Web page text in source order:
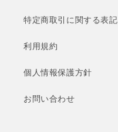
特定商取引に関する表記
利用規約
個人情報保護方針
お問い合わせ